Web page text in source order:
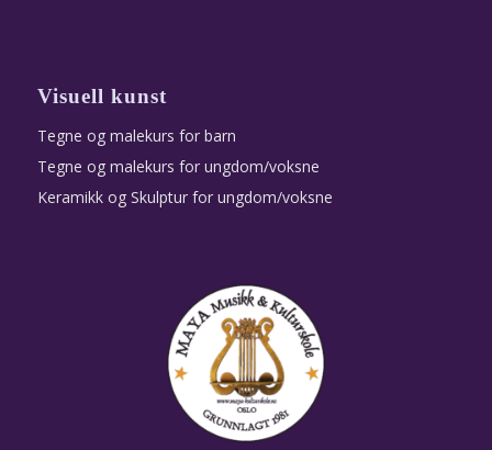
Visuell kunst
Tegne og malekurs for barn
Tegne og malekurs for ungdom/voksne
Keramikk og Skulptur for ungdom/voksne